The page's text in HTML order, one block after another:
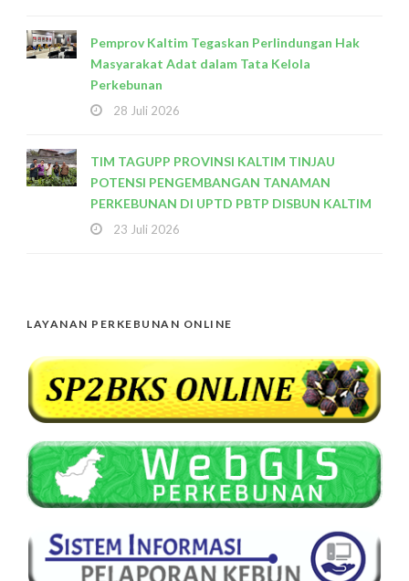
Pemprov Kaltim Tegaskan Perlindungan Hak
Masyarakat Adat dalam Tata Kelola
Perkebunan
28 Juli 2026
TIM TAGUPP PROVINSI KALTIM TINJAU
POTENSI PENGEMBANGAN TANAMAN
PERKEBUNAN DI UPTD PBTP DISBUN KALTIM
23 Juli 2026
LAYANAN PERKEBUNAN ONLINE